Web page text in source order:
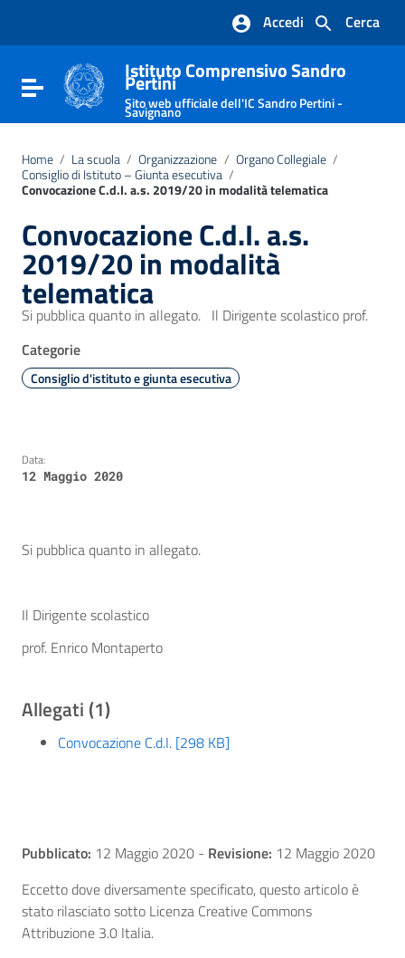
Vai al footer
Cerca
Accedi
Attiva / disattiva la navigazione
Istituto Comprensivo Sandro
Pertini
Sito web ufficiale dell'IC Sandro Pertini -
Savignano
Home / La scuola / Organizzazione / Organo Collegiale /
Consiglio di Istituto – Giunta esecutiva /
Convocazione C.d.I. a.s. 2019/20 in modalità telematica
Convocazione C.d.I. a.s.
2019/20 in modalità
telematica
Si pubblica quanto in allegato. Il Dirigente scolastico prof.
Categorie
Consiglio d'istituto e giunta esecutiva
Data:
12 Maggio 2020
Si pubblica quanto in allegato.
Il Dirigente scolastico
prof. Enrico Montaperto
Allegati (1)
Convocazione C.d.I. [298 KB]
Pubblicato: 12 Maggio 2020 - Revisione: 12 Maggio 2020
Eccetto dove diversamente specificato, questo articolo è
stato rilasciato sotto Licenza Creative Commons
Attribuzione 3.0 Italia.